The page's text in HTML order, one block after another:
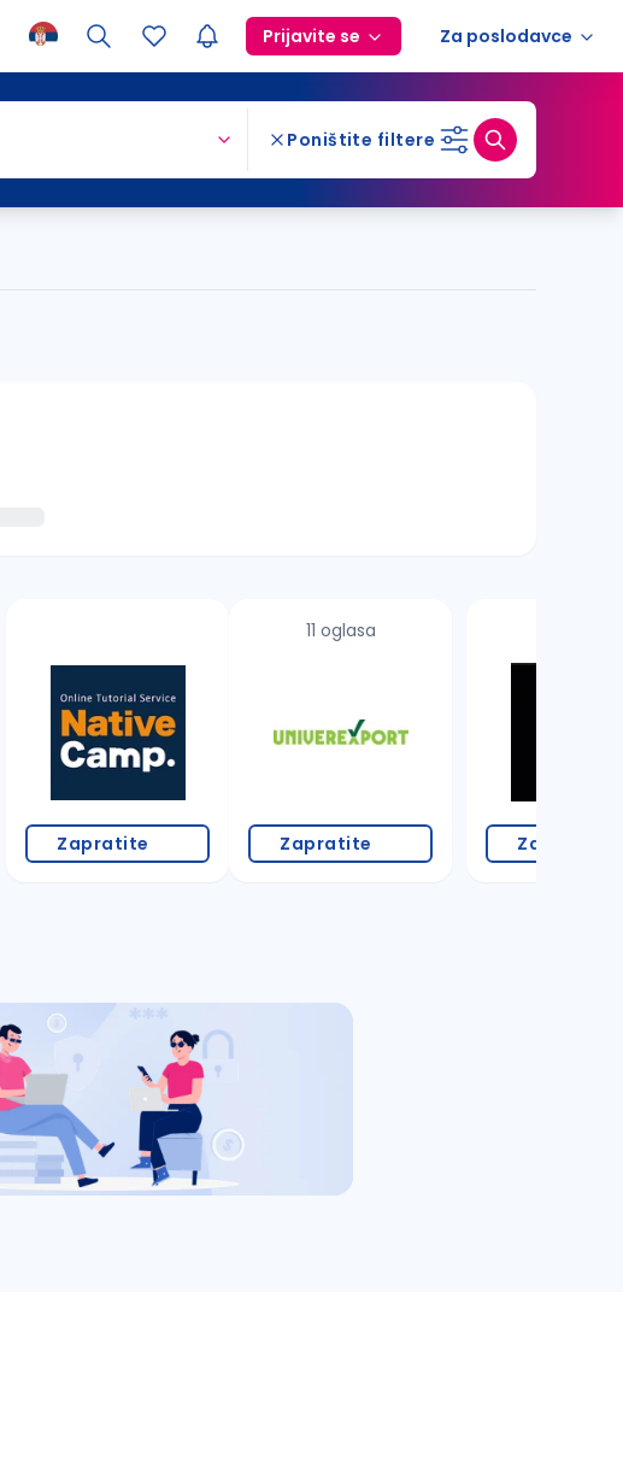
Prijavite se Za poslodavce
Poništite filtere
Zapratite
11 oglasa
Zapratite Zapratite